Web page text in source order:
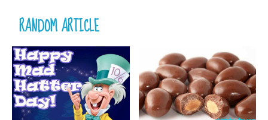
RANDOM ARTICLE